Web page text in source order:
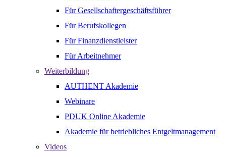
Für Gesellschaftergeschäftsführer
Für Berufskollegen
Für Finanzdienstleister
Für Arbeitnehmer
Weiterbildung
AUTHENT Akademie
Webinare
PDUK Online Akademie
Akademie für betriebliches Entgeltmanagement
Videos